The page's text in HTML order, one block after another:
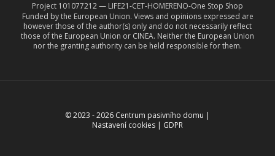
Project 101077212 — LIFE21-CET-HOMERENO-One Stop Shop
Funded by the European Union. Views and opinions expressed are
however those of the author(s) only and do not necessarily reflect
those of the European Union or CINEA. Neither the European Union
nor the granting authority can be held responsible for them.
© 2023 -2026 Centrum pasivního domu |
Nastavení cookies | GDPR